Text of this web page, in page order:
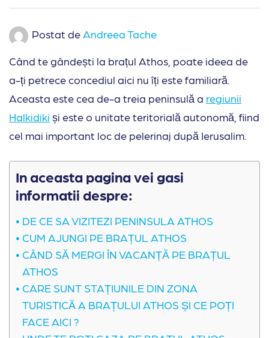
Postat de Andreea Tache
Când te gândești la brațul Athos, poate ideea de
a-ți petrece concediul aici nu îți este familiară.
Aceasta este cea de-a treia peninsulă a regiunii
Halkidiki și este o unitate teritorială autonomă, fiind
cel mai important loc de pelerinaj după Ierusalim.
In aceasta pagina vei gasi
informatii despre:
DE CE SA VIZITEZI PENINSULA ATHOS
CUM AJUNGI PE BRAȚUL ATHOS
CÂND SĂ MERGI ÎN VACANȚĂ PE BRAȚUL
ATHOS
CARE SUNT STAȚIUNILE DIN ZONA
TURISTICĂ A BRAȚULUI ATHOS ȘI CE POȚI
FACE AICI ?